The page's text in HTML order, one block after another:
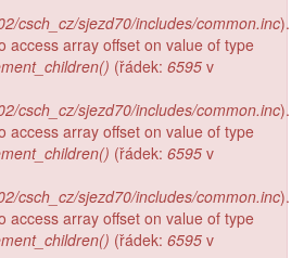
csch_cz/sjezd70/includes/common.inc).
access array offset on value of type
(řádek: 6595 v
csch_cz/sjezd70/includes/common.inc).
access array offset on value of type
(řádek: 6595 v
csch_cz/sjezd70/includes/common.inc).
access array offset on value of type
(řádek: 6595 v